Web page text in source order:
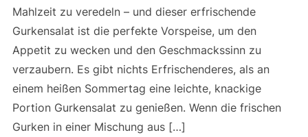
Mahlzeit zu veredeln – und dieser erfrischende
Gurkensalat ist die perfekte Vorspeise, um den
Appetit zu wecken und den Geschmackssinn zu
verzaubern. Es gibt nichts Erfrischenderes, als an
einem heißen Sommertag eine leichte, knackige
Portion Gurkensalat zu genießen. Wenn die frischen
Gurken in einer Mischung aus […]